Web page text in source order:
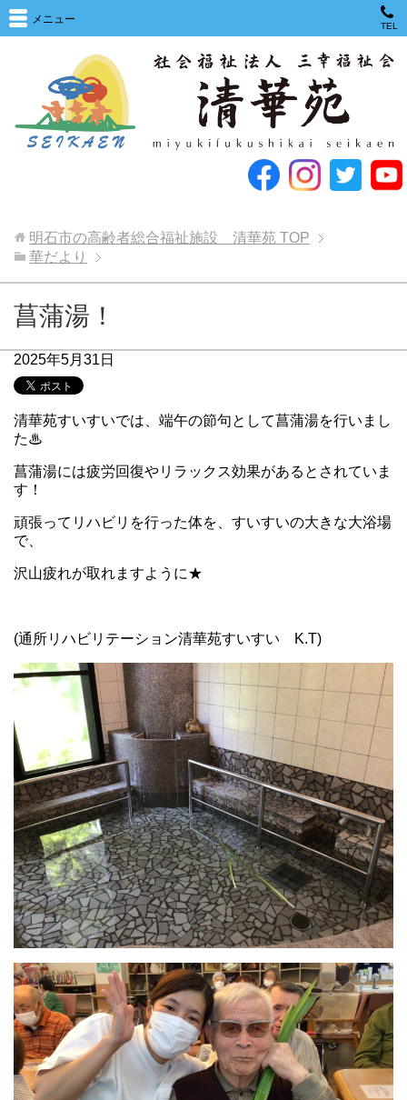
メニュー
TEL
明石市の高齢者総合福祉施設 清華苑 TOP
華だより
菖蒲湯！
2025年5月31日
清華苑すいすいでは、端午の節句として菖蒲湯を行いまし
た♨
菖蒲湯には疲労回復やリラックス効果があるとされていま
す！
頑張ってリハビリを行った体を、すいすいの大きな大浴場
で、
沢山疲れが取れますように★
(通所リハビリテーション清華苑すいすい K.T)